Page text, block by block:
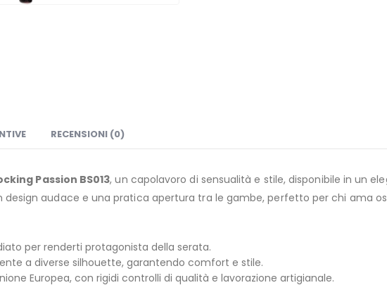
RECENSIONI (0)
Passion BS013, un capolavoro di sensualità e stile, disponibile in un
audace e una pratica apertura tra le gambe, perfetto per chi ama
per renderti protagonista della serata.
a diverse silhouette, garantendo comfort e stile.
Europea, con rigidi controlli di qualità e lavorazione artigianale.